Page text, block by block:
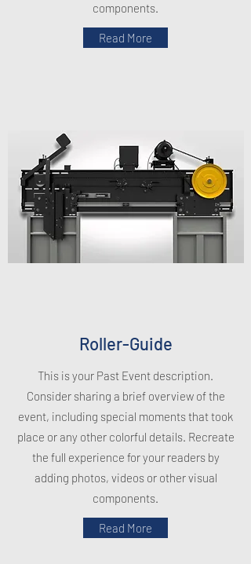
components.
Read More
Roller-Guide
This is your Past Event description.
Consider sharing a brief overview of the
event, including special moments that took
place or any other colorful details. Recreate
the full experience for your readers by
adding photos, videos or other visual
components.
Read More